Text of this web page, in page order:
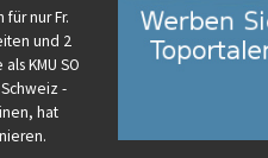
nur Fr.
und 2
KMU SO
-
hat